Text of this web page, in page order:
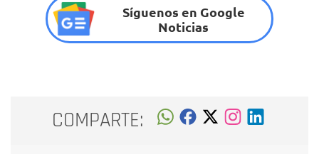
Síguenos en Google
Noticias
COMPARTE: